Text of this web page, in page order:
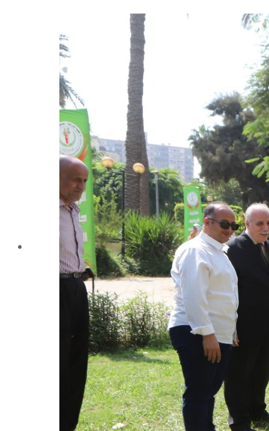
الإدارة
كلمة عميد الكلية
رؤساء الأقسام العلمية
الهيكل التنظيمى
نبذة تاريخية
تاريخ الكلية
الإدارة الحالية
الخطة الإستراتجية و التنفيذية
ميثاق الأخلاقيات
بحوث فى حقوق الملكية الفكرية
إستراتجية التعليم والتعلم
البريد الإلكترونى لإدارات و مراكز الكلية
خريطة الكلية